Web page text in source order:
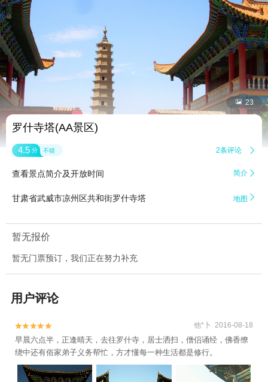
 23
罗什寺塔(AA景区)
4.5 分 不错 2条评论 
查看景点简介及开放时间 简介 
甘肃省武威市凉州区共和街罗什寺塔 地图 
暂无报价
暂无门票预订，我们正在努力补充
用户评论

 他*卜 2016-08-18
早晨六点半，正逢晴天，去往罗什寺，居士洒扫，僧侣诵经，佛香缭
绕中还有俗家弟子义务帮忙，方才懂每一种生活都是修行。
